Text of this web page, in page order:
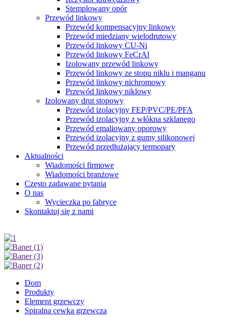
Stemplowany opór
Przewód linkowy
Przewód kompensacyjny linkowy
Przewód miedziany wielodrutowy
Przewód linkowy CU-Ni
Przewód linkowy FeCrAl
Izolowany przewód linkowy
Przewód linkowy ze stopu niklu i manganu
Przewód linkowy nichromowy
Przewód linkowy niklowy
Izolowany drut stopowy
Przewód izolacyjny FEP/PVC/PE/PFA
Przewód izolacyjny z włókna szklanego
Przewód emaliowany oporowy
Przewód izolacyjny z gumy silikonowej
Przewód przedłużający termopary
Aktualności
Wiadomości firmowe
Wiadomości branżowe
Często zadawane pytania
O nas
Wycieczka po fabryce
Skontaktuj się z nami
Dom
Produkty
Element grzewczy
Spiralna cewka grzewcza